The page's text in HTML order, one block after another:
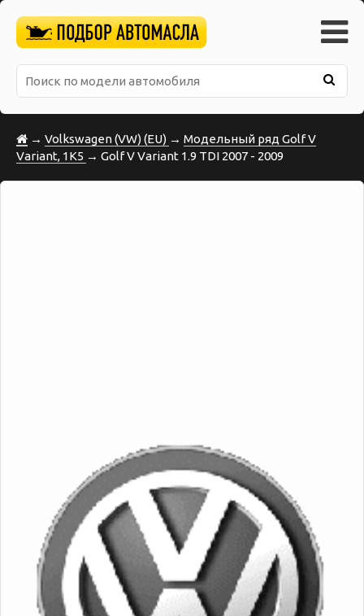
→ Volkswagen (VW) (EU) → Модельный ряд Golf V
Variant, 1K5 → Golf V Variant 1.9 TDI 2007 - 2009